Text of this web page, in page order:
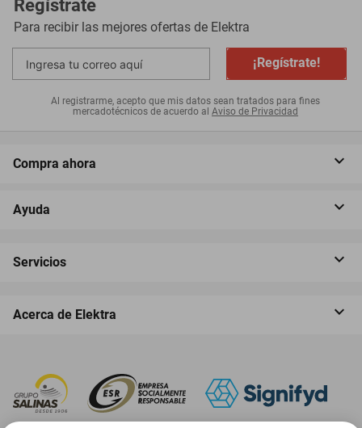
Regístrate
Para recibir las mejores ofertas de Elektra
¡Regístrate!
Al registrarme, acepto que mis datos sean tratados para fines
mercadotécnicos de acuerdo al Aviso de Privacidad
Compra ahora
Ayuda
Servicios
Acerca de Elektra